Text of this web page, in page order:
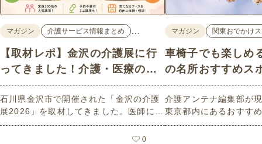
マガジン 介護サービス情報まとめ …
【取材レポ】金沢の介護展に行
ってきました！介護・医療の学
びと体験が詰まった1日。
石川県金沢市で開催された「金沢の介護
展2026」を取材してきました。医師によ
る人気講演から、気軽に参加できるミニ
講座、体験型の企業ブースまで、介護・
0
マガジン 関東おでかけ
車椅子でも楽しめ
の名所おすすめス
介護アンテナ編集部が
東京都内にあるおすす
選紹介します。見どこ